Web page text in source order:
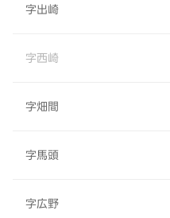
字出崎
字西崎
字畑間
字馬頭
字広野